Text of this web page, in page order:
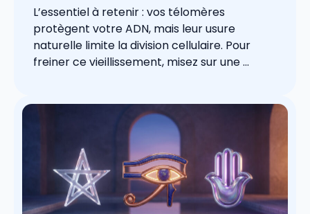
L’essentiel à retenir : vos télomères
protègent votre ADN, mais leur usure
naturelle limite la division cellulaire. Pour
freiner ce vieillissement, misez sur une ...